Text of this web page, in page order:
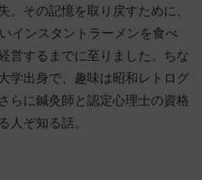
。その記憶を取り戻すために、
インスタントラーメンを食べ
営するまでに至りました。ちな
学出身で、趣味は昭和レトログ
らに鍼灸師と認定心理士の資格
人ぞ知る話。